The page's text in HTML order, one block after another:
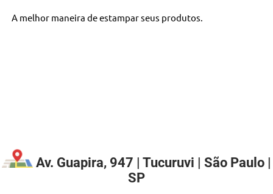
A melhor maneira de estampar seus produtos.
Av. Guapira, 947 | Tucuruvi | São Paulo |
SP